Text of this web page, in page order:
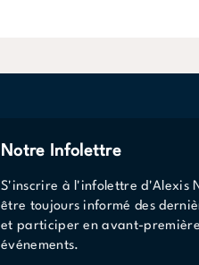
Notre Infolettre
S'inscrire à l'infolettre d'Alexis
être toujours informé des
et participer en avant-
événements.